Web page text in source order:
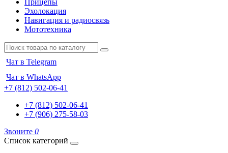
Прицепы
Эхолокация
Навигация и радиосвязь
Мототехника
Чат в Telegram
Чат в WhatsApp
+7 (812) 502-06-41
+7 (812) 502-06-41
+7 (906) 275-58-03
Звоните 0
Список категорий